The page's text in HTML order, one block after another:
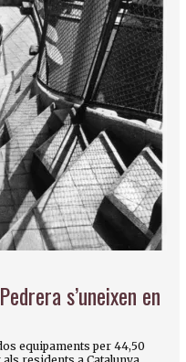
s’uneixen en
equipaments per 44,50